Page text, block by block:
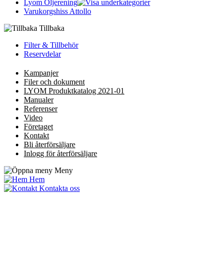
Lyom Oljerening
Varukorgshiss Attollo
Tillbaka
Filter & Tillbehör
Reservdelar
Kampanjer
Filer och dokument
LYOM Produktkatalog 2021-01
Manualer
Referenser
Video
Företaget
Kontakt
Bli återförsäljare
Inlogg för återförsäljare
Meny
Hem
Kontakta oss